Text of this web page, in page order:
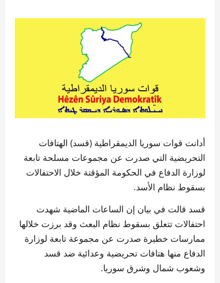
أدانت قوات سوريا الديمقراطية (قسد) الهتافات
التحريضية التي صدرت عن مجموعات مسلحة تابعة
لوزارة الدفاع في الحكومة المؤقتة خلال الاحتفالات
بسقوط نظام الأسد.
قسد قالت في بيان إن الساعات الماضية شهدت
احتفالات تتعلق بسقوط نظام البعث وقد برزت خلالها
ممارسات خطيرة صدرت عن مجموعة تابعة لوزارة
الدفاع منها هتافات تحريضية وعدائية ضد قسد
وشعوب شمال وشرق سوريا.